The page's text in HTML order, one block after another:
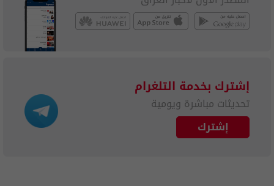
إشترك بخدمة التلغرام
تحديثات مباشرة ويومية
إشترك